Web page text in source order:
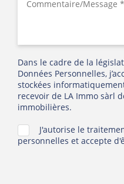
Dans le cadre de la
Données Personnelles,
stockées
recevoir de LA Immo sàrl
immobilières.
J'autorise le
personnelles et accepte